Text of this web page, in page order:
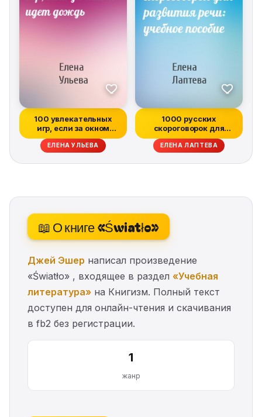
100 увлекательных
игр, если за окном
идет дождь
ЕЛЕНА УЛЬЕВА
1000 русских
скороговорок для
развития речи: учебн...
ЕЛЕНА ЛАПТЕВА
📖 О книге «Światło»
Джей Эшер написал произведение
«Światło» , входящее в раздел «Учебная
литература» на Книгизм. Полный текст
доступен для онлайн-чтения и скачивания
в fb2 без регистрации.
1
жанр